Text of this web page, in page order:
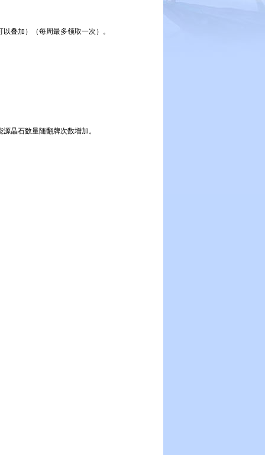
叠加）（每周最多领取一次）。
晶石数量随翻牌次数增加。